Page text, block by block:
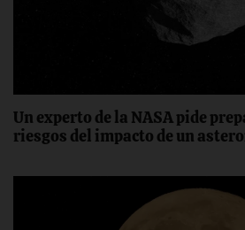
Un experto de la NASA pide
riesgos del impacto de un